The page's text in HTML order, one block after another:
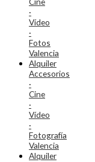
·
Vídeo
·
Fotos
Valencia
Alquiler
Accesorios
·
Cine
·
Vídeo
·
Fotografía
Valencia
Alquiler